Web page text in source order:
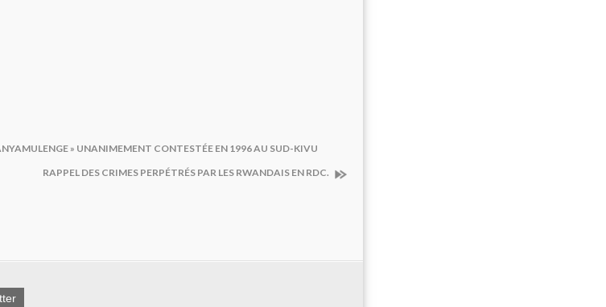
» UNANIMEMENT CONTESTÉE EN 1996 AU SUD-KIVU
RAPPEL DES CRIMES PERPÉTRÉS PAR LES RWANDAIS EN RDC.